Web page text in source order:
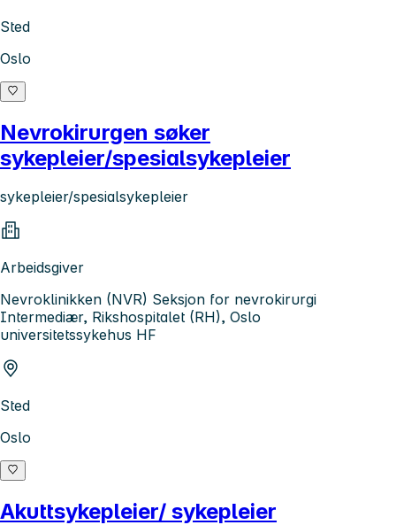
Sted
Oslo
Nevrokirurgen søker
sykepleier/spesialsykepleier
sykepleier/spesialsykepleier
Arbeidsgiver
Nevroklinikken (NVR) Seksjon for nevrokirurgi
Intermediær, Rikshospitalet (RH), Oslo
universitetssykehus HF
Sted
Oslo
Akuttsykepleier/ sykepleier